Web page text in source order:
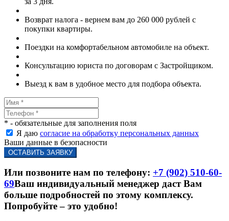
Возврат налога - вернем вам до 260 000 рублей с
покупки квартиры.
Поездки на комфортабельном автомобиле на объект.
Консультацию юриста по договорам с Застройщиком.
Выезд к вам в удобное место для подбора объекта.
* - обязательные для заполнения поля
Я даю согласие на обработку персональных данных
Ваши данные в безопасности
Или позвоните нам по телефону: +7 (902) 510-60-
69Ваш индивидуальный менеджер даст Вам
больше подробностей по этому комплексу.
Попробуйте – это удобно!